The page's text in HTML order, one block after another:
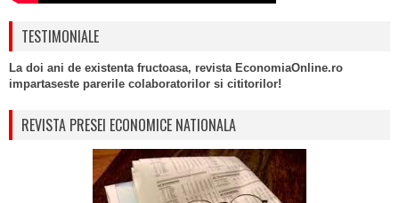
TESTIMONIALE
La doi ani de existenta fructoasa, revista EconomiaOnline.ro
impartaseste parerile colaboratorilor si cititorilor!
REVISTA PRESEI ECONOMICE NATIONALA